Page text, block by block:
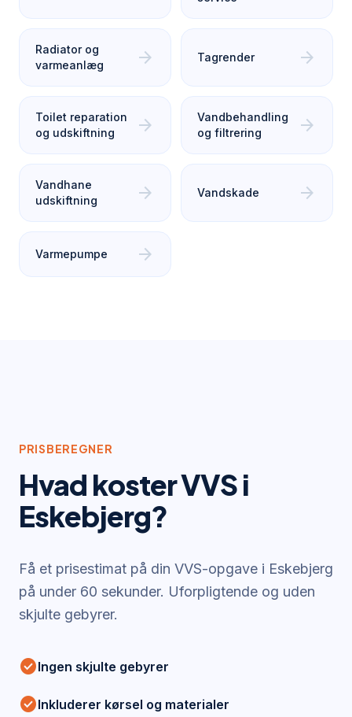
Radiator og
varmeanlæg
arrow_forward Tagrender arrow_forward
Toilet reparation
og udskiftning
arrow_forward
Vandbehandling
og filtrering
arrow_forward
Vandhane
udskiftning
arrow_forward Vandskade arrow_forward
Varmepumpe arrow_forward
PRISBEREGNER
Hvad koster VVS i
Eskebjerg?
Få et prisestimat på din VVS-opgave i Eskebjerg
på under 60 sekunder. Uforpligtende og uden
skjulte gebyrer.
check_circleIngen skjulte gebyrer
check_circleInkluderer kørsel og materialer